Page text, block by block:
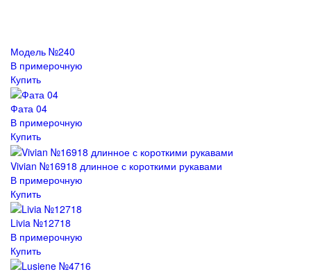
Модель №240
В примерочную
Купить
Фата 04
В примерочную
Купить
Vivian №16918 длинное с короткими рукавами
В примерочную
Купить
Livia №12718
В примерочную
Купить